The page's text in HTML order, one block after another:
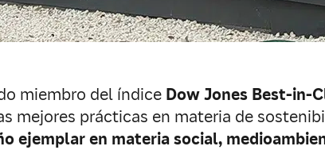
miembro del índice Dow Jones Best-in-
mejores prácticas en materia de
ejemplar en materia social,